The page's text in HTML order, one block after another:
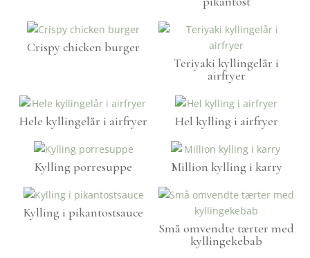
Crispy chicken burger
Teriyaki kyllingelår i
airfryer
Hele kyllingelår i airfryer Hel kylling i airfryer
Kylling porresuppe Million kylling i karry
Kylling i pikantostsauce
Små omvendte tærter med
kyllingekebab